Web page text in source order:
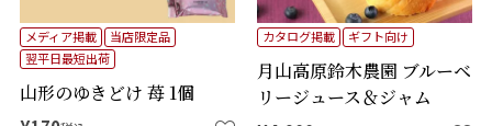
山形のゆきどけ 苺 1個
メディア掲載
当店限定品
翌平日最短出荷
月山高原鈴木農園 ブルーベ
リージュース＆ジャム
カタログ掲載 ギフト向け